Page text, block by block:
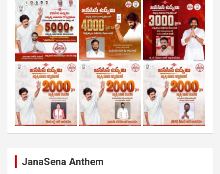
JanaSena Anthem